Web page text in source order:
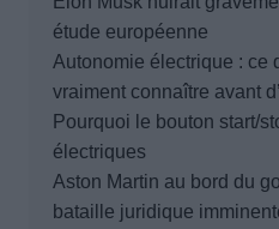
étude européenne
Autonomie électrique : ce
vraiment connaître avant
Pourquoi le bouton start/
électriques
Aston Martin au bord du
bataille juridique